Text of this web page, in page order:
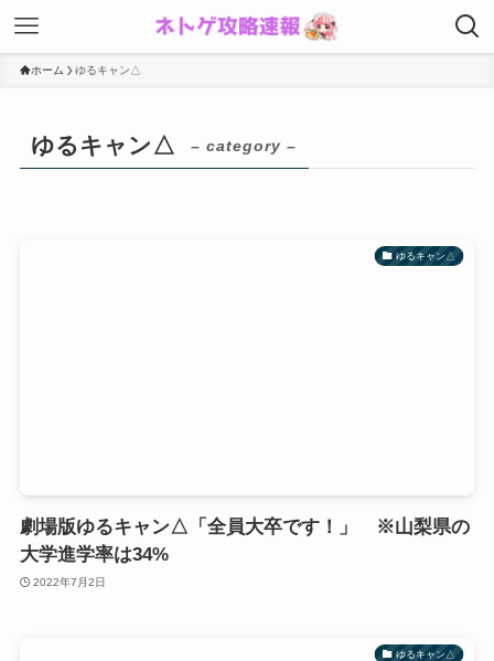
ホーム ゆるキャン△
ゆるキャン△ – category –
ゆるキャン△
劇場版ゆるキャン△「全員大卒です！」 ※山梨県の
大学進学率は34%
2022年7月2日
ゆるキャン△